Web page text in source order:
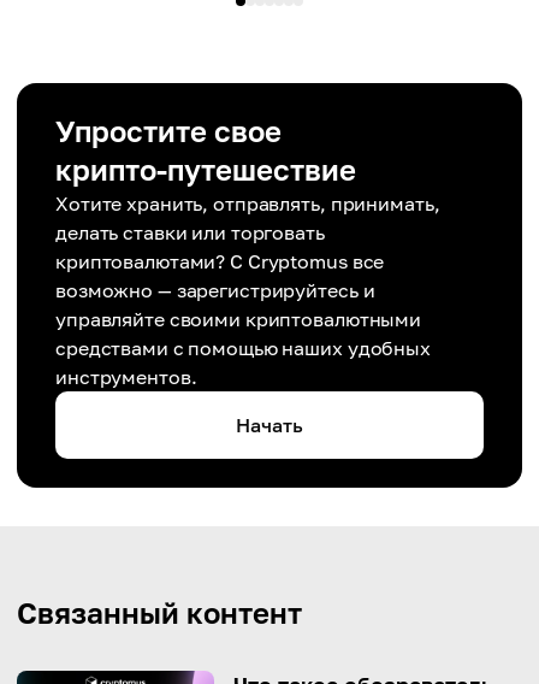
Упростите свое
крипто-путешествие
Хотите хранить, отправлять, принимать,
делать ставки или торговать
криптовалютами? С Cryptomus все
возможно — зарегистрируйтесь и
управляйте своими криптовалютными
средствами с помощью наших удобных
инструментов.
Начать
Связанный контент